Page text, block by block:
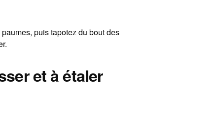
puis tapotez du bout des
et à étaler